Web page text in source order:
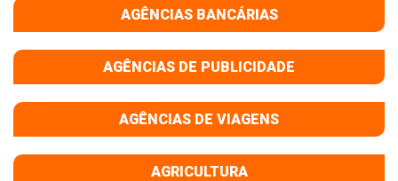
AGÊNCIAS BANCÁRIAS
AGÊNCIAS DE PUBLICIDADE
AGÊNCIAS DE VIAGENS
AGRICULTURA